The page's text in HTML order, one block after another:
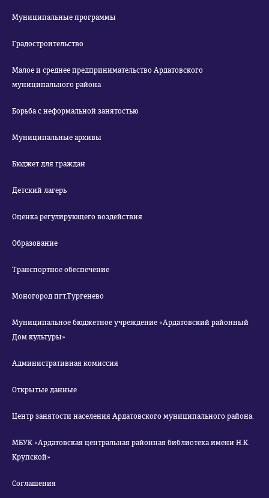
Муниципальные программы
Градостроительство
Малое и среднее предпринимательство Ардатовского
муниципального района
Борьба с неформальной занятостью
Муниципальные архивы
Бюджет для граждан
Детский лагерь
Оценка регулирующего воздействия
Образование
Транспортное обеспечение
Моногород пгт.Тургенево
Муниципальное бюджетное учреждение «Ардатовский районный
Дом культуры»
Административная комиссия
Открытые данные
Центр занятости населения Ардатовского муниципального района.
МБУК «Ардатовская центральная районная библиотека имени Н.К.
Крупской»
Соглашения